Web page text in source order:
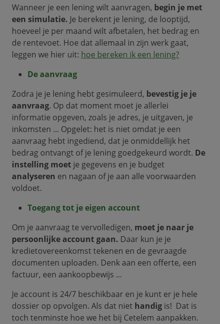
Wanneer je een lening wilt aanvragen, begin je met
een simulatie. Je berekent je lening, de looptijd,
hoeveel je per maand wilt afbetalen, het bedrag en
de rentevoet. Hoe dat allemaal in zijn werk gaat,
leggen we hier uit: hoe bereken ik een lening?
De aanvraag
Zodra je je lening hebt gesimuleerd, bevestig je je
aanvraag. Op dat moment moet je allerlei
informatie opgeven, zoals je adres, je uitgaven, je
inkomsten ... Opgelet: het is niet omdat je een
aanvraag hebt ingediend, dat je onmiddellijk het
bedrag ontvangt of je lening goedgekeurd wordt. De
instelling moet je gegevens en je budget
analyseren en nagaan of je aan alle voorwaarden
voldoet.
Toegang tot je eigen account
Om je aanvraag te vervolledigen, moet je naar je
persoonlijke account gaan. Daar kun je je
kredietovereenkomst tekenen en de gevraagde
documenten uploaden. Denk aan een offerte, een
factuur, een aankoopbewijs ...
Je account is 24/7 beschikbaar en je kunt er je hele
dossier op opvolgen. Als dat niet handig is! Dat is
toch tenminste hoe we het bij Cetelem aanpakken.